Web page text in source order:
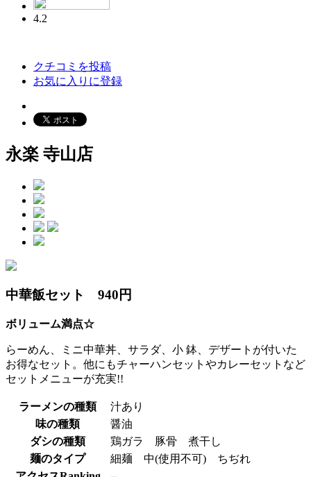
4.2
クチコミを投稿
お気に入りに登録
永楽 寺山店
中華飯セット 940円
ボリューム満点☆
らーめん、ミニ中華丼、サラダ、小 鉢、デザートが付いた
お得なセット。他にもチャーハンセットやカレーセットなど
セットメニューが充実!!
ラーメンの種類
汁あり
味の種類
醤油
ダシの種類
鶏ガラ 豚骨 煮干し
麺のタイプ
細麺 中(使用不可) ちぢれ